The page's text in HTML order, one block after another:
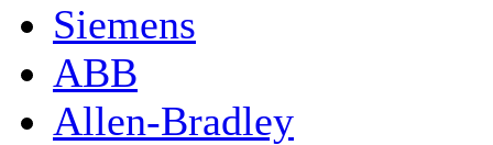
Siemens
ABB
Allen-Bradley